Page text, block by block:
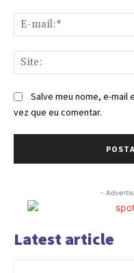
Salve meu nome, e-mail
vez que eu comentar.
-
Latest article